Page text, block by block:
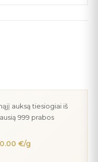
auksą tiesiogiai iš
999 prabos
€/g